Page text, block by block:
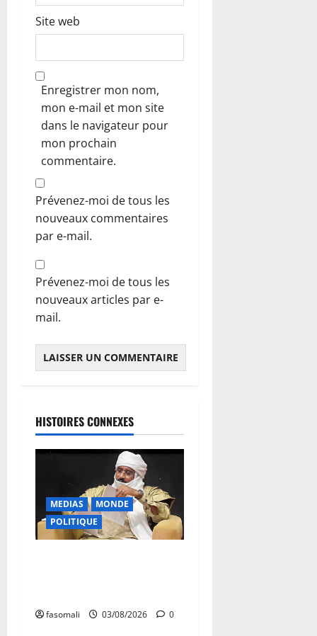
Site web
Enregistrer mon nom,
mon e-mail et mon site
dans le navigateur pour
mon prochain
commentaire.
Prévenez-moi de tous les
nouveaux commentaires
par e-mail.
Prévenez-moi de tous les
nouveaux articles par e-
mail.
HISTOIRES CONNEXES
MEDIAS
MONDE
POLITIQUE
fasomali 03/08/2026 0